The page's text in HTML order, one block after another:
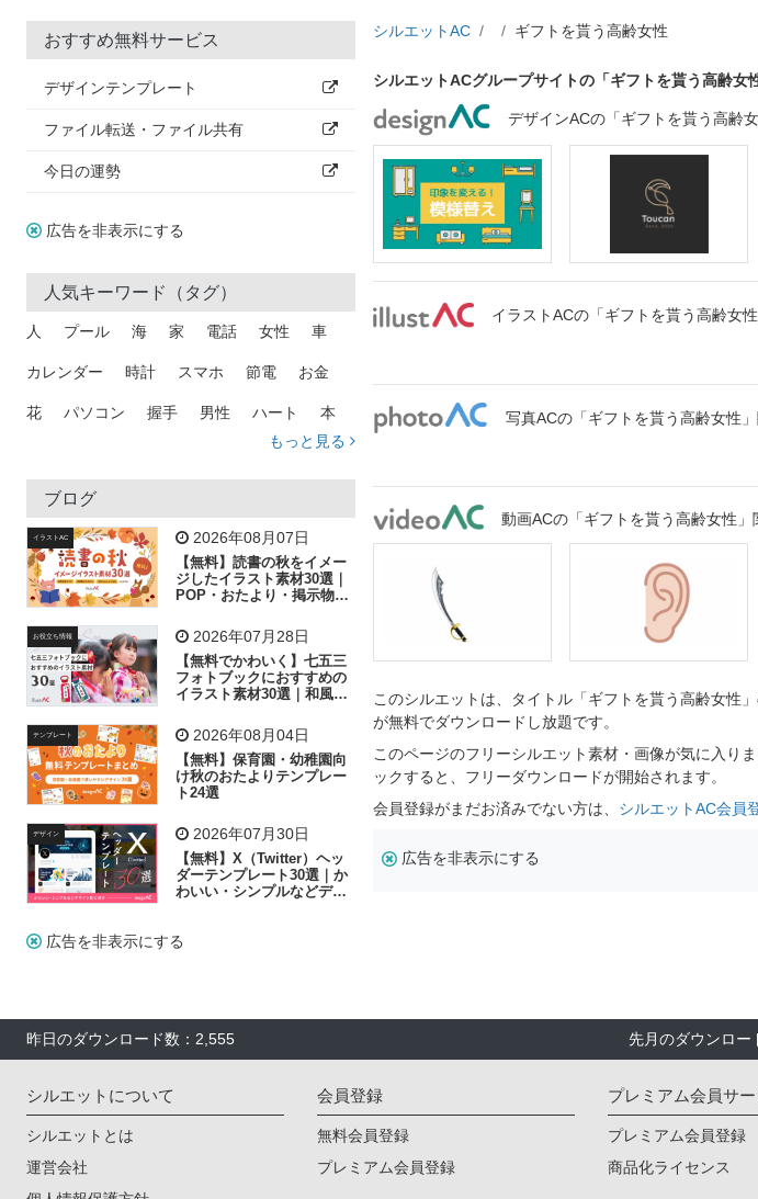
おすすめ無料サービス
デザインテンプレート
ファイル転送・ファイル共有
今日の運勢
広告を非表示にする
人気キーワード（タグ）
人 プール 海 家 電話 女性 車
カレンダー 時計 スマホ 節電 お金
花 パソコン 握手 男性 ハート 本
トラック 木
吹き出し
飛行機 グラフ ビル 魚 家族 書類
歩く 工場 会社 太陽 キラキラ
子供 作業員 葉 相談 ピクトグラム
もっと見る
ブログ
イラストAC 2026年08月07日
【無料】読書の秋をイメー
ジしたイラスト素材30選｜
POP・おたより・掲示物に
お役立ち情報 2026年07月28日
【無料でかわいく】七五三
フォトブックにおすすめの
イラスト素材30選｜和風の
テンプレート 2026年08月04日
【無料】保育園・幼稚園向
け秋のおたよりテンプレー
ト24選
デザイン 2026年07月30日
【無料】X（Twitter）ヘッ
ダーテンプレート30選｜か
わいい・シンプルなどデザ
広告を非表示にする
シルエットAC ギフトを貰う高齢女性
シルエットACグループサイトの「ギフトを貰う高齢女
デザインACの「ギフトを貰う高齢
イラストACの「ギフトを貰う高齢女
写真ACの「ギフトを貰う高齢女性
動画ACの「ギフトを貰う高齢女性」
このシルエットは、タイトル「ギフトを貰う高齢女性
が無料でダウンロードし放題です。
このページのフリーシルエット素材・画像が気に入り
ックすると、フリーダウンロードが開始されます。
会員登録がまだお済みでない方は、 シルエットAC会員
広告を非表示にする
昨日のダウンロード数：2,555 先月のダウンロー
シルエットについて
シルエットとは
運営会社
会員登録
無料会員登録
プレミアム会員登録
プレミアム会員サー
プレミアム会員登録
商品化ライセンス